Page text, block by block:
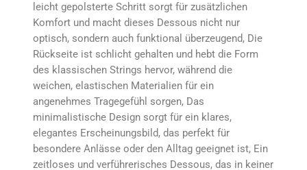
leicht gepolsterte Schritt sorgt für zusätzlichen
Komfort und macht dieses Dessous nicht nur
optisch, sondern auch funktional überzeugend, Die
Rückseite ist schlicht gehalten und hebt die Form
des klassischen Strings hervor, während die
weichen, elastischen Materialien für ein
angenehmes Tragegefühl sorgen, Das
minimalistische Design sorgt für ein klares,
elegantes Erscheinungsbild, das perfekt für
besondere Anlässe oder den Alltag geeignet ist, Ein
zeitloses und verführerisches Dessous, das in keiner